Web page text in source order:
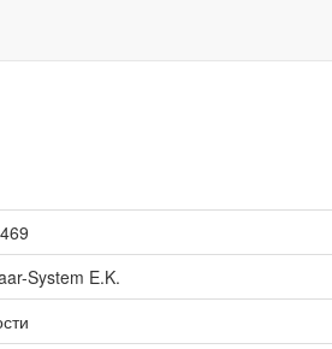
System E.K.